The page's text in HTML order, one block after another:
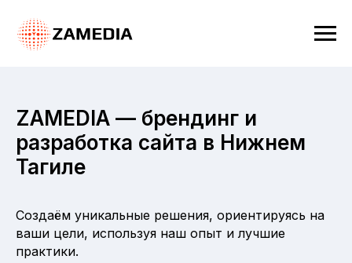
ZAMEDIA — брендинг и
разработка сайта в Нижнем
Тагиле
Создаём уникальные решения, ориентируясь на
ваши цели, используя наш опыт и лучшие
практики.